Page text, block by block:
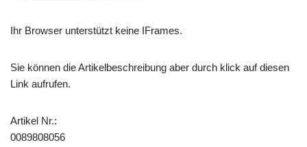
Ihr Browser unterstützt keine IFrames.
Sie können die Artikelbeschreibung aber durch klick auf diesen
Link aufrufen.
Artikel Nr.:
0089808056